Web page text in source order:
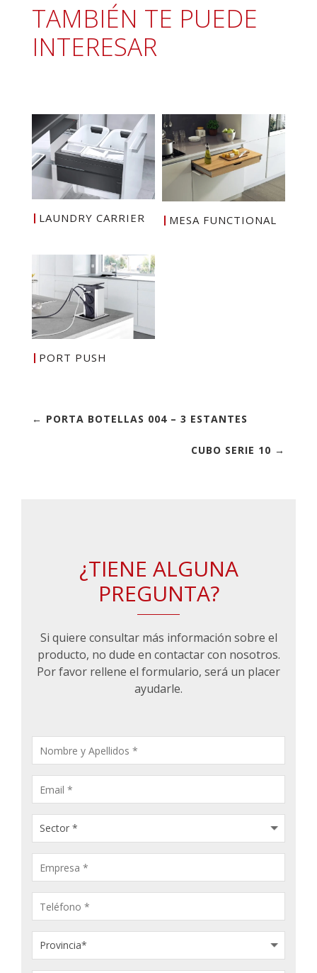
TAMBIÉN TE PUEDE
INTERESAR
LAUNDRY CARRIER MESA FUNCTIONAL
PORT PUSH
← PORTA BOTELLAS 004 – 3 ESTANTES
CUBO SERIE 10 →
¿TIENE ALGUNA
PREGUNTA?
Si quiere consultar más información sobre el
producto, no dude en contactar con nosotros.
Por favor rellene el formulario, será un placer
ayudarle.
CONSULTA
PRODUCTOS